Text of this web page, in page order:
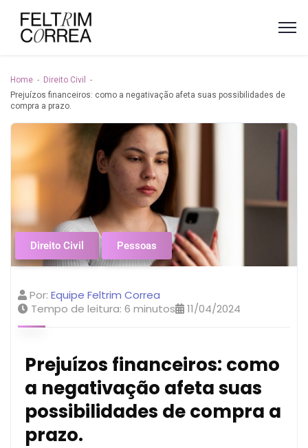
Home
Direito Civil
Prejuízos financeiros: como a negativação afeta suas possibilidades de
compra a prazo.
Direito Civil Pessoas
Por: Equipe Feltrim Correa
Tempo de leitura: 6 minutos 11/04/2024
Prejuízos financeiros: como
a negativação afeta suas
possibilidades de compra a
prazo.